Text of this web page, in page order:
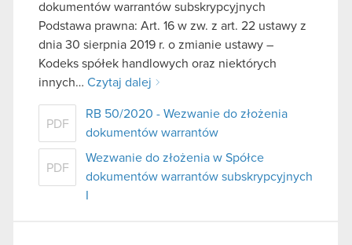
dokumentów warrantów subskrypcyjnych
Podstawa prawna: Art. 16 w zw. z art. 22 ustawy z
dnia 30 sierpnia 2019 r. o zmianie ustawy –
Kodeks spółek handlowych oraz niektórych
innych… Czytaj dalej
PDF
RB 50/2020 - Wezwanie do złożenia
dokumentów warrantów
PDF
Wezwanie do złożenia w Spółce
dokumentów warrantów subskrypcyjnych